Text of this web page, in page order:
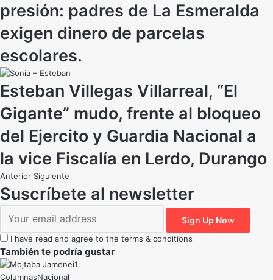
presión: padres de La Esmeralda
exigen dinero de parcelas
escolares.
Esteban Villegas Villarreal, “El
Gigante” mudo, frente al bloqueo
del Ejercito y Guardia Nacional a
la vice Fiscalía en Lerdo, Durango
Anterior Siguiente
Suscríbete al newsletter
I have read and agree to the terms & conditions
También te podría gustar
Nacional